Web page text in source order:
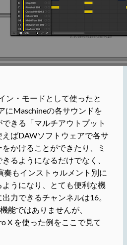
ン・モードとして使ったと
にMaschineの各サウンドを
きる「マルチアウトプット
ばDAWソフトウェアで各サ
かけることができたり、ミ
るようになるだけでなく、
奏もインストゥルメント別に
うになり、とても便利な機
力できるチャンネルは16。
能ではありませんが、
X を使った例をここで見て